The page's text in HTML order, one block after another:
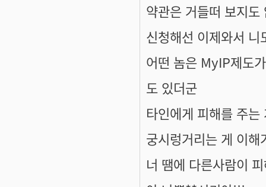
약관은 거들떠 보지도
신청해선 이제와서
어떤 놈은 MyIP제도
도 있더군
타인에게 피해를 주는
궁시렁거리는 게 이해
너 땜에 다른사람이